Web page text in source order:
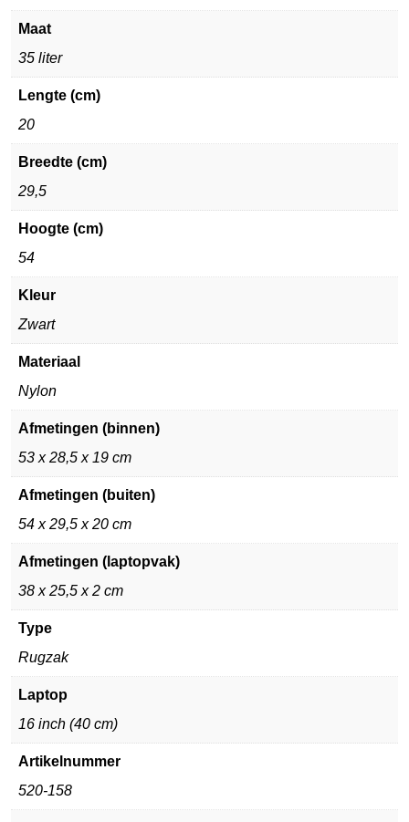
Maat
35 liter
Lengte (cm)
20
Breedte (cm)
29,5
Hoogte (cm)
54
Kleur
Zwart
Materiaal
Nylon
Afmetingen (binnen)
53 x 28,5 x 19 cm
Afmetingen (buiten)
54 x 29,5 x 20 cm
Afmetingen (laptopvak)
38 x 25,5 x 2 cm
Type
Rugzak
Laptop
16 inch (40 cm)
Artikelnummer
520-158